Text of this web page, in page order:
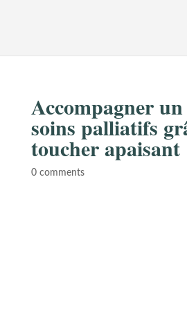
Accompagner
soins palliatifs
toucher apaisant
0 comments